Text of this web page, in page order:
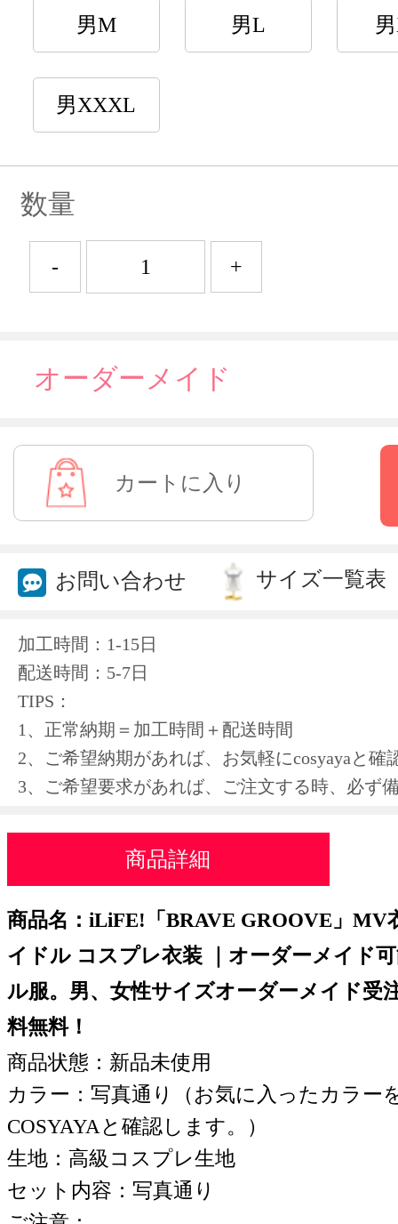
男M 男L
男XXXL
数量
- +
オーダーメイド
お問い合わせ サイズ一覧表
加工時間：1-15日
配送時間：5-7日
TIPS：
1、正常納期＝加工時間＋配送時間
2、ご希望納期があれば、お気軽にcosyayaと確
3、ご希望要求があれば、ご注文する時、必ず
商品詳細
商品名 ： iLiFE!「BRAVE GROOVE」MV
イドル コスプレ衣装 ｜オーダーメイド
ル服。 男、女性サイズオーダーメイド受
料無料！
商品状態：新品未使用
カラー：写真通り（お気に入ったカラー
COSYAYAと確認します。）
生地：高級コスプレ生地
セット内容： 写真通り